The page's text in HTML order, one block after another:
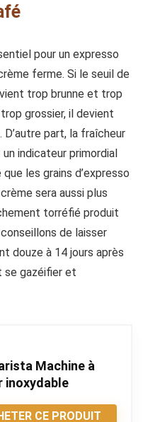
pour un expresso
ferme. Si le seuil de
trop brunne et trop
grossier, il devient
part, la fraîcheur
indicateur primordial
les grains d’expresso
sera aussi plus
torréfié produit
de laisser
douze à 14 jours après
se gazéifier et
Machine à
inoxydable
CE PRODUIT